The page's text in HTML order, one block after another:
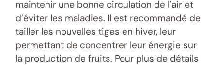
maintenir une bonne circulation de l’air et
d’éviter les maladies. Il est recommandé de
tailler les nouvelles tiges en hiver, leur
permettant de concentrer leur énergie sur
la production de fruits. Pour plus de détails